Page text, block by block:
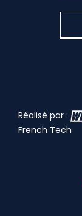
Réalisé par :
French Tech